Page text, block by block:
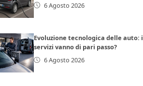
6 Agosto 2026
Evoluzione tecnologica delle auto: i
servizi vanno di pari passo?
6 Agosto 2026